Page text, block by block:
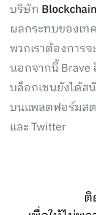
บริษัท Blockchain
ผลกระทบของเท
พวกเราต้องการ
นอกจากนี้ Brave
บล็อกเชนยังได้ส
บนแพลตฟอร์มสต
และ Twitter
ติ